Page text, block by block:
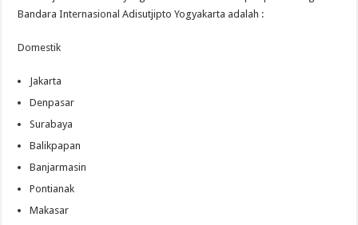
Bandara Internasional Adisutjipto Yogyakarta adalah :
Domestik
Jakarta
Denpasar
Surabaya
Balikpapan
Banjarmasin
Pontianak
Makasar